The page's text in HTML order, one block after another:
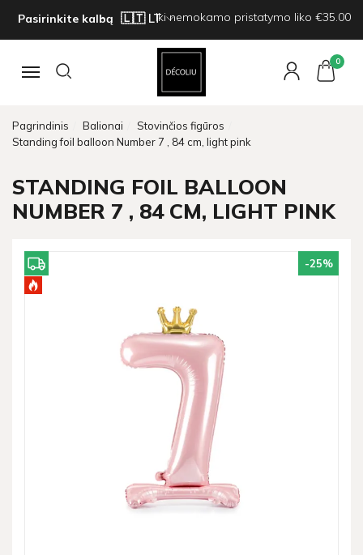
Pasirinkite kalbą Iki nemokamo pristatymo liko €35.00
Navigacija
0
Pagrindinis Balionai
Stovinčios figūros
Standing foil balloon Number 7 , 84 cm, light pink
STANDING FOIL BALLOON
NUMBER 7 , 84 CM, LIGHT PINK
-25%